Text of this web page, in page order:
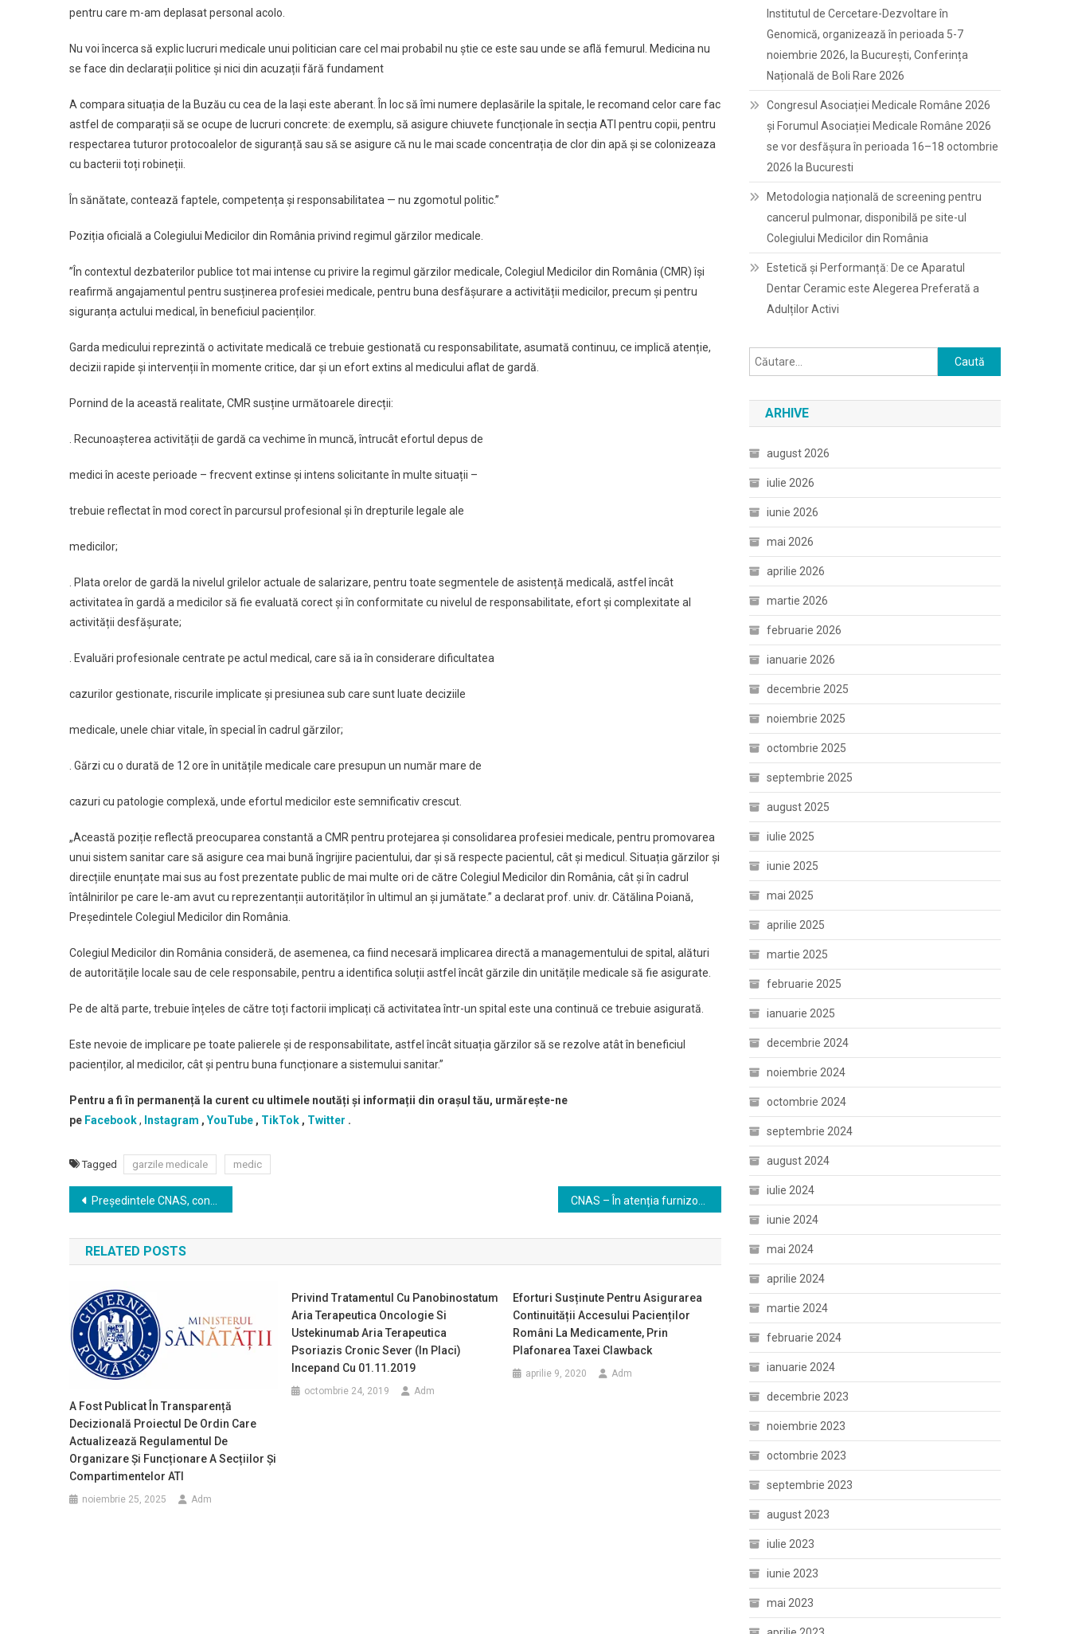
pentru care m-am deplasat personal acolo.
Nu voi încerca să explic lucruri medicale unui politician care cel mai probabil nu știe ce este sau unde se află femurul. Medicina nu
se face din declarații politice și nici din acuzații fără fundament
A compara situația de la Buzău cu cea de la Iași este aberant. În loc să îmi numere deplasările la spitale, le recomand celor care fac
astfel de comparații să se ocupe de lucruri concrete: de exemplu, să asigure chiuvete funcționale în secția ATI pentru copii, pentru
respectarea tuturor protocoalelor de siguranță sau sǎ se asigure cǎ nu le mai scade concentrația de clor din apǎ și se colonizeaza
cu bacterii toți robineții.
În sănătate, contează faptele, competența și responsabilitatea — nu zgomotul politic.”
Poziția oficială a Colegiului Medicilor din România privind regimul gărzilor medicale.
”În contextul dezbaterilor publice tot mai intense cu privire la regimul gărzilor medicale, Colegiul Medicilor din România (CMR) își
reafirmă angajamentul pentru susținerea profesiei medicale, pentru buna desfășurare a activității medicilor, precum și pentru
siguranța actului medical, în beneficiul pacienților.
Garda medicului reprezintă o activitate medicală ce trebuie gestionată cu responsabilitate, asumată continuu, ce implică atenție,
decizii rapide și intervenții în momente critice, dar și un efort extins al medicului aflat de gardă.
Pornind de la această realitate, CMR susține următoarele direcții:
. Recunoașterea activității de gardă ca vechime în muncă, întrucât efortul depus de
medici în aceste perioade – frecvent extinse și intens solicitante în multe situații –
trebuie reflectat în mod corect în parcursul profesional și în drepturile legale ale
medicilor;
. Plata orelor de gardă la nivelul grilelor actuale de salarizare, pentru toate segmentele de asistență medicală, astfel încât
activitatea în gardă a medicilor să fie evaluată corect și în conformitate cu nivelul de responsabilitate, efort și complexitate al
activității desfășurate;
. Evaluări profesionale centrate pe actul medical, care să ia în considerare dificultatea
cazurilor gestionate, riscurile implicate și presiunea sub care sunt luate deciziile
medicale, unele chiar vitale, în special în cadrul gărzilor;
. Gărzi cu o durată de 12 ore în unitățile medicale care presupun un număr mare de
cazuri cu patologie complexă, unde efortul medicilor este semnificativ crescut.
„Această poziție reflectă preocuparea constantă a CMR pentru protejarea și consolidarea profesiei medicale, pentru promovarea
unui sistem sanitar care să asigure cea mai bună îngrijire pacientului, dar și să respecte pacientul, cât și medicul. Situația gărzilor și
direcțiile enunțate mai sus au fost prezentate public de mai multe ori de către Colegiul Medicilor din România, cât și în cadrul
întâlnirilor pe care le-am avut cu reprezentanții autorităților în ultimul an și jumătate.” a declarat prof. univ. dr. Cătălina Poiană,
Președintele Colegiul Medicilor din România.
Colegiul Medicilor din România consideră, de asemenea, ca fiind necesară implicarea directă a managementului de spital, alături
de autoritățile locale sau de cele responsabile, pentru a identifica soluții astfel încât gărzile din unitățile medicale să fie asigurate.
Pe de altă parte, trebuie înțeles de către toți factorii implicați că activitatea într-un spital este una continuă ce trebuie asigurată.
Este nevoie de implicare pe toate palierele și de responsabilitate, astfel încât situația gărzilor să se rezolve atât în beneficiul
pacienților, al medicilor, cât și pentru buna funcționare a sistemului sanitar.”
Pentru a fi în permanență la curent cu ultimele noutăți și informații din orașul tău, urmărește-ne
pe Facebook, Instagram , YouTube , TikTok , Twitter .
Tagged garzile medicale medic
Navigare
în
articole
Președintele CNAS, conf. univ. dr. Horațiu Moldovan : Toate cele aproximativ 60 măsuri de eficientizare a sistemului sanitar, anunțate în vara anului trecut, vor fi funcționale în 2026
RELATED POSTS
A Fost Publicat În Transparență
Decizională Proiectul De Ordin Care
Actualizează Regulamentul De
Organizare Și Funcționare A Secțiilor Și
Compartimentelor ATI
noiembrie 25, 2025 Adm
Privind Tratamentul Cu Panobinostatum
Aria Terapeutica Oncologie Si
Ustekinumab Aria Terapeutica
Psoriazis Cronic Sever (in Placi)
Incepand Cu 01.11.2019
octombrie 24, 2019 Adm
Eforturi Susținute Pentru Asigurarea
Continuității Accesului Pacienților
Români La Medicamente, Prin
Plafonarea Taxei Clawback
aprilie 9, 2020 Adm
Institutul de Cercetare-Dezvoltare în
Genomică, organizează în perioada 5-7
noiembrie 2026, la București, Conferința
Națională de Boli Rare 2026
Congresul Asociației Medicale Române 2026
și Forumul Asociației Medicale Române 2026
se vor desfășura în perioada 16–18 octombrie
2026 la Bucuresti
Metodologia națională de screening pentru
cancerul pulmonar, disponibilă pe site-ul
Colegiului Medicilor din România
Estetică și Performanță: De ce Aparatul
Dentar Ceramic este Alegerea Preferată a
Adulților Activi
Caută
după:
ARHIVE
august 2026
iulie 2026
iunie 2026
mai 2026
aprilie 2026
martie 2026
februarie 2026
ianuarie 2026
decembrie 2025
noiembrie 2025
octombrie 2025
septembrie 2025
august 2025
iulie 2025
iunie 2025
mai 2025
aprilie 2025
martie 2025
februarie 2025
ianuarie 2025
decembrie 2024
noiembrie 2024
octombrie 2024
septembrie 2024
august 2024
iulie 2024
iunie 2024
mai 2024
aprilie 2024
martie 2024
februarie 2024
ianuarie 2024
decembrie 2023
noiembrie 2023
octombrie 2023
septembrie 2023
august 2023
iulie 2023
iunie 2023
mai 2023